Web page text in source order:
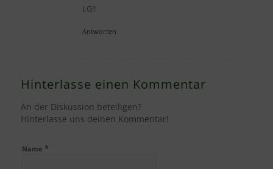
LG!!
Antworten
Hinterlasse einen Kommentar
An der Diskussion beteiligen?
Hinterlasse uns deinen Kommentar!
Name *